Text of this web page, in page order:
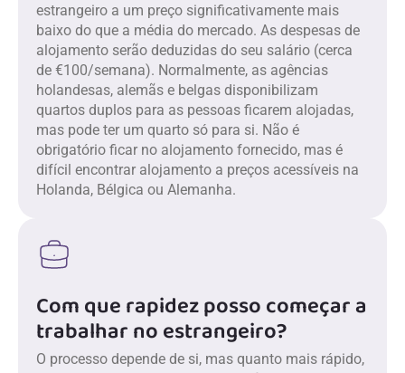
estrangeiro a um preço significativamente mais
baixo do que a média do mercado. As despesas de
alojamento serão deduzidas do seu salário (cerca
de €100/semana). Normalmente, as agências
holandesas, alemãs e belgas disponibilizam
quartos duplos para as pessoas ficarem alojadas,
mas pode ter um quarto só para si. Não é
obrigatório ficar no alojamento fornecido, mas é
difícil encontrar alojamento a preços acessíveis na
Holanda, Bélgica ou Alemanha.
Com que rapidez posso começar a
trabalhar no estrangeiro?
O processo depende de si, mas quanto mais rápido,